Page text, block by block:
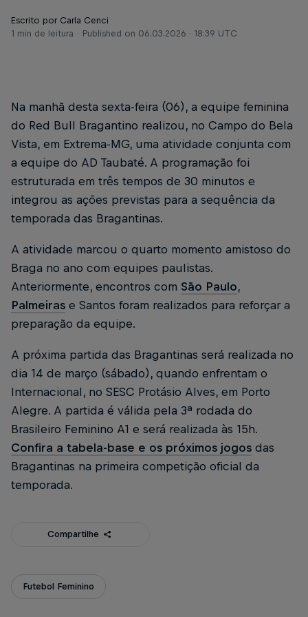
Escrito por Carla Cenci
1 min de leitura
Published on 06.03.2026 · 18:39 UTC
Na manhã desta sexta-feira (06), a equipe feminina
do Red Bull Bragantino realizou, no Campo do Bela
Vista, em Extrema-MG, uma atividade conjunta com
a equipe do AD Taubaté. A programação foi
estruturada em três tempos de 30 minutos e
integrou as ações previstas para a sequência da
temporada das Bragantinas.
A atividade marcou o quarto momento amistoso do
Braga no ano com equipes paulistas.
Anteriormente, encontros com São Paulo,
Palmeiras e Santos foram realizados para reforçar a
preparação da equipe.
A próxima partida das Bragantinas será realizada no
dia 14 de março (sábado), quando enfrentam o
Internacional, no SESC Protásio Alves, em Porto
Alegre. A partida é válida pela 3ª rodada do
Brasileiro Feminino A1 e será realizada às 15h.
Confira a tabela-base e os próximos jogos das
Bragantinas na primeira competição oficial da
temporada.
Compartilhe
Futebol Feminino